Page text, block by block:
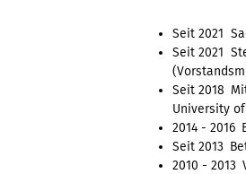
Seit 2021
Seit 2021
Seit 2018
University
2014 - 2016
Seit 2013
2010 - 2013